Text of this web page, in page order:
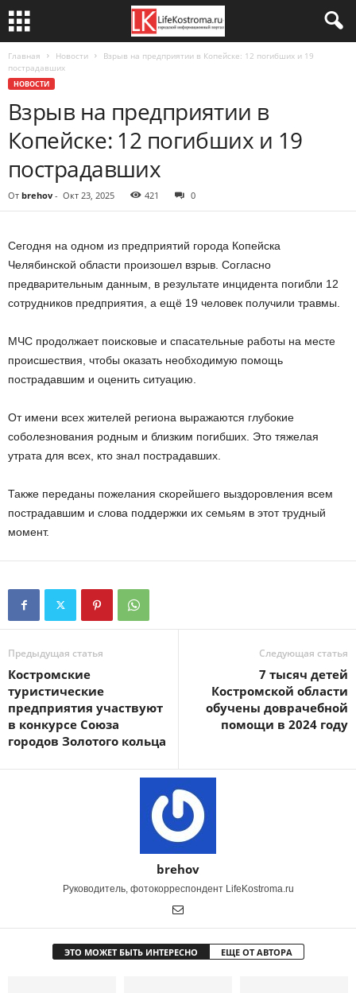
Главная Новости
Взрыв на предприятии в Копейске: 12 погибших и 19
пострадавших
НОВОСТИ
Взрыв на предприятии в
Копейске: 12 погибших и 19
пострадавших
От brehov - Окт 23, 2025 421 0
Сегодня на одном из предприятий города Копейска
Челябинской области произошел взрыв. Согласно
предварительным данным, в результате инцидента погибли 12
сотрудников предприятия, а ещё 19 человек получили травмы.
МЧС продолжает поисковые и спасательные работы на месте
происшествия, чтобы оказать необходимую помощь
пострадавшим и оценить ситуацию.
От имени всех жителей региона выражаются глубокие
соболезнования родным и близким погибших. Это тяжелая
утрата для всех, кто знал пострадавших.
Также переданы пожелания скорейшего выздоровления всем
пострадавшим и слова поддержки их семьям в этот трудный
момент.
Предыдущая статья
Костромские
туристические
предприятия участвуют
в конкурсе Союза
городов Золотого кольца
Следующая статья
7 тысяч детей
Костромской области
обучены доврачебной
помощи в 2024 году
brehov
Руководитель, фотокорреспондент LifeKostroma.ru
ЭТО МОЖЕТ БЫТЬ ИНТЕРЕСНО ЕЩЕ ОТ АВТОРА